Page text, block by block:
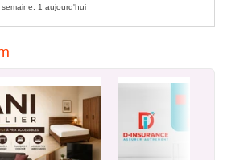
1 aujourd'hui